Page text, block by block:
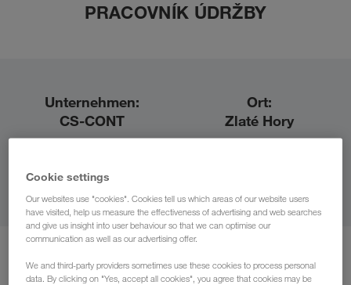
PRACOVNÍK ÚDRŽBY
Unternehmen:
CS-CONT
Ort:
Zlaté Hory
Hledáme spolehlivého pracovníka údržby, který má
Cookie settings
Our websites use "cookies". Cookies tell us which areas of our website users
have visited, help us measure the effectiveness of advertising and web searches
and give us insight into user behaviour so that we can optimise our
communication as well as our advertising offer.
We and third-party providers sometimes use these cookies to process personal
data. By clicking on "Yes, accept all cookies", you agree that cookies may be